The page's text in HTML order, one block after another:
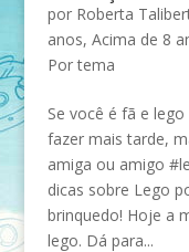
por Roberta
anos, Acima de 8
Por tema
Se você é fã e
fazer mais tarde,
amiga ou amigo
dicas sobre Lego
brinquedo! Hoje a
lego. Dá para...